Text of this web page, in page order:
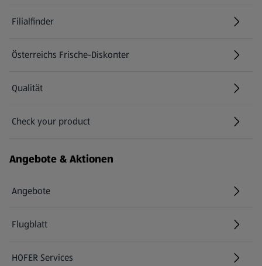
Filialfinder
Österreichs Frische-Diskonter
Qualität
Check your product
(öffnet in einem neuen Tab)
Angebote & Aktionen
Angebote
Flugblatt
HOFER Services